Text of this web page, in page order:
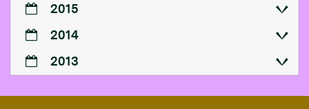
2015
2014
2013